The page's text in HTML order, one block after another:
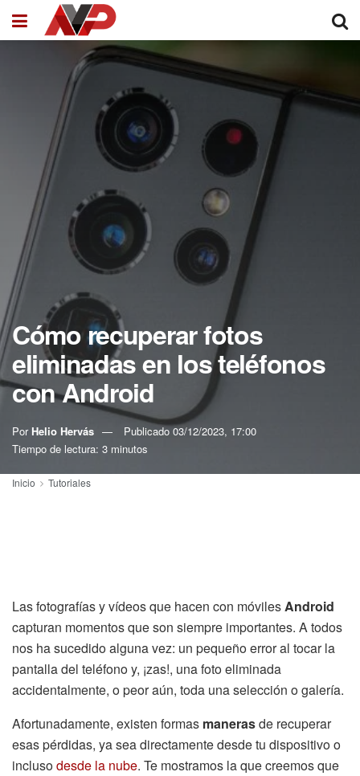
Cómo recuperar fotos
eliminadas en los teléfonos
con Android
Por Helio Hervás Publicado03/12/2023, 17:00
Tiempo de lectura: 3 minutos
Inicio Tutoriales
Las fotografías y vídeos que hacen con móvilesAndroid
capturan momentos que son siempre importantes. A todos
nos ha sucedido alguna vez: un pequeño error al tocar la
pantalla del teléfono y, ¡zas!, una foto eliminada
accidentalmente, o peor aún, toda una selección o galería.
Afortunadamente, existen formas manerasde recuperar
esas pérdidas, ya sea directamente desde tu dispositivo o
inclusodesde la nube. Te mostramos la que creemos que